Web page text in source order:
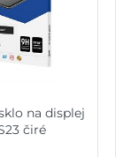
na displej
čiré